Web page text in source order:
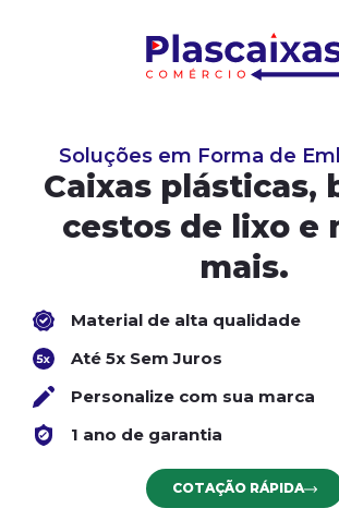
Soluções em Forma de
Caixas plásticas,
cestos de lixo e
mais.
Material de alta qualidade
Até 5x Sem Juros
Personalize com sua marca
1 ano de garantia
COTAÇÃO RÁPIDA